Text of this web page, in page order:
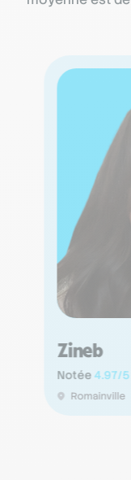
Zineb
Notée 4.97/5
Romainville